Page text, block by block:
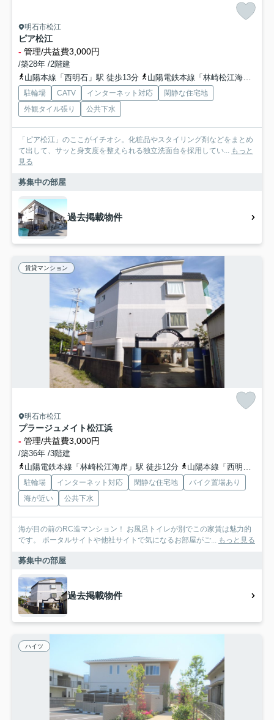
明石市松江
ピア松江
- 管理/共益費3,000円
/築28年 /2階建
山陽本線「西明石」駅 徒歩13分
山陽電鉄本線「林崎松江海岸」駅 徒歩15分
駐輪場 CATV インターネット対応
閑静な住宅地
外観タイル張り
公共下水
「ピア松江」のここがイチオシ。化粧品やスタイリング剤などをまとめ
て出して、サッと身支度を整えられる独立洗面台を採用してい... もっと
見る
募集中の部屋
過去掲載物件
賃貸マンション
明石市松江
プラージュメイト松江浜
- 管理/共益費3,000円
/築36年 /3階建
山陽電鉄本線「林崎松江海岸」駅 徒歩12分
山陽本線「西明石」駅 徒歩25分
駐輪場 インターネット対応 閑静な住宅地
バイク置場あり
海が近い
公共下水
海が目の前のRC造マンション！ お風呂トイレが別でこの家賃は魅力的
です。 ポータルサイトや他社サイトで気になるお部屋がご...
もっと見る
募集中の部屋
過去掲載物件
ハイツ